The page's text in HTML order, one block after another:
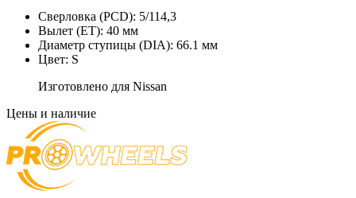
Сверловка (PCD): 5/114,3
Вылет (ET): 40 мм
Диаметр ступицы (DIA): 66.1 мм
Цвет: S
Изготовлено для Nissan
Цены и наличие